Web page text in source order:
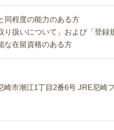
同程度の能力のある方
り扱いについて」および「登録
な在留資格のある方
市潮江1丁目2番6号 JRE尼崎